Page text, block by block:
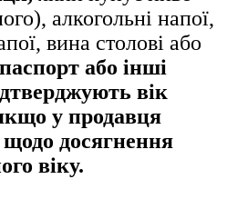
алкогольні напої,
вина столові або
паспорт або інші
вік
у продавця
досягнення
віку.